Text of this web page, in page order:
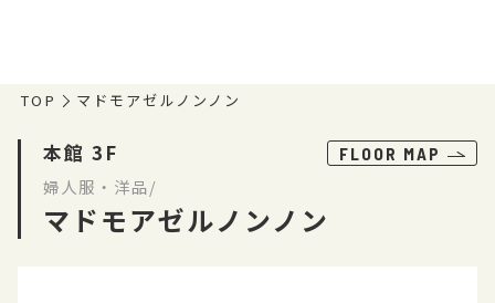
TOP マドモアゼルノンノン
本館 3F FLOOR MAP
婦人服・洋品/
マドモアゼルノンノン